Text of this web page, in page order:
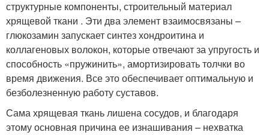
структурные компоненты, строительный материал
хрящевой ткани . Эти два элемент взаимосвязаны –
глюкозамин запускает синтез хондроитина и
коллагеновых волокон, которые отвечают за упругость и
способность «пружинить», амортизировать толчки во
время движения. Все это обеспечивает оптимальную и
безболезненную работу суставов.
Сама хрящевая ткань лишена сосудов, и благодаря
этому основная причина ее изнашивания – нехватка